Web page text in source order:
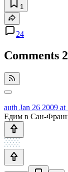
1
24
Comments
auth Jan 26 2009 at
Едим в Сан-